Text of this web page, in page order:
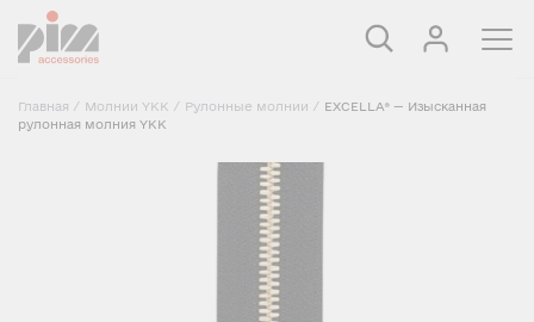
Главная / Молнии YKK / Рулонные молнии / EXCELLA® — Изысканная
рулонная молния YKK